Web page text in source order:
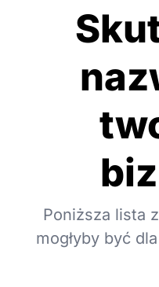
Poniższa lista
mogłyby być